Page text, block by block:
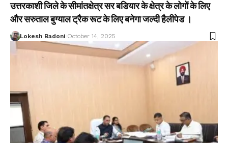
उत्तरकाशी जिले के सीमांतक्षेत्र सर बडियार के क्षेत्र के लोगों के लिए
और सरुताल बुग्याल ट्रैक रूट के लिए बनेगा जल्दी हैलीपेड ।
Lokesh Badoni October 14, 2025